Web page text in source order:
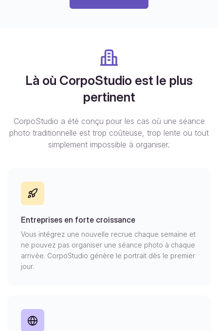
Là où CorpoStudio est le plus
pertinent
CorpoStudio a été conçu pour les cas où une séance
photo traditionnelle est trop coûteuse, trop lente ou tout
simplement impossible à organiser.
Entreprises en forte croissance
Vous intégrez une nouvelle recrue chaque semaine et
ne pouvez pas organiser une séance photo à chaque
arrivée. CorpoStudio génère le portrait dès le premier
jour.